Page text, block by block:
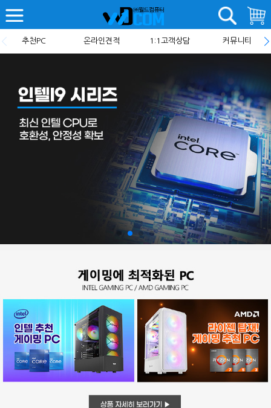
추천PC 온라인견적 1:1고객상담 커뮤니티